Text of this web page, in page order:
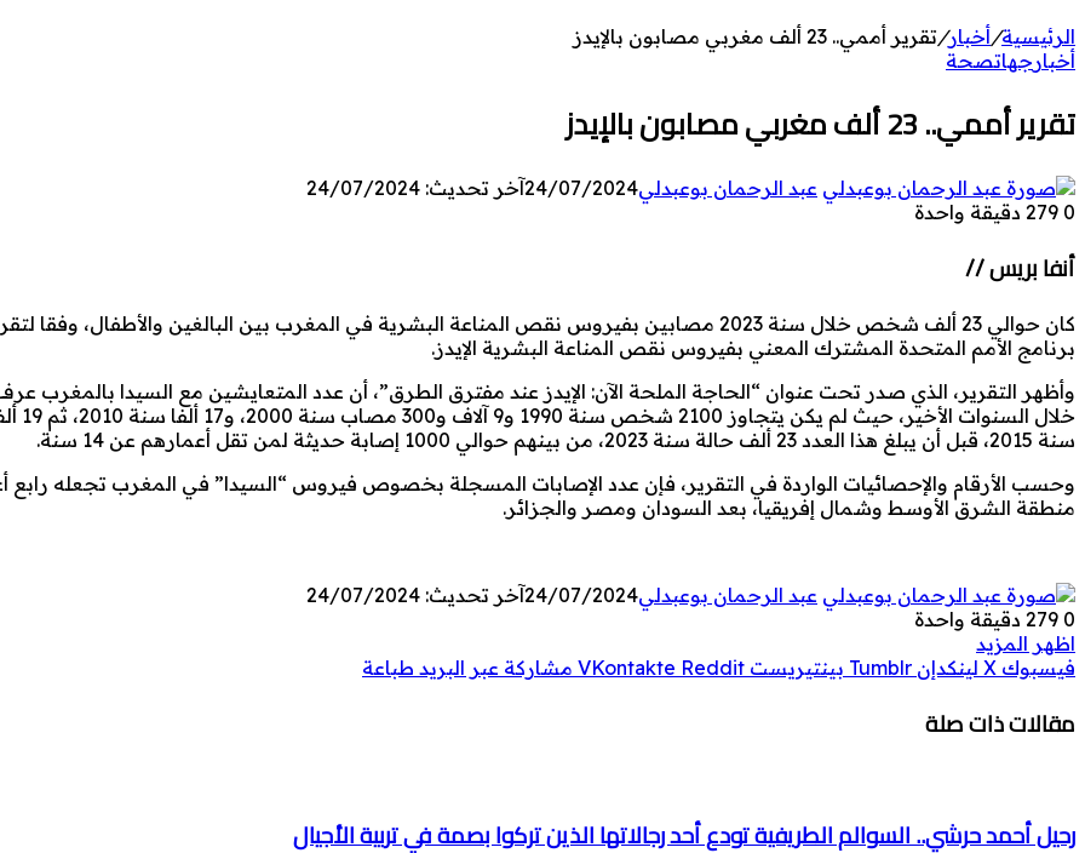
الرئيسية/أخبار/تقرير أممي.. 23 ألف مغربي مصابون بالإيدز
أخبار جهاتصحة
تقرير أممي.. 23 ألف مغربي مصابون بالإيدز
عبد الرحمان بوعبدلي24/07/2024آخر تحديث: 24/07/2024
0
دقيقة واحدة
أنفا بريس //
كان حوالي 23 ألف شخص خلال سنة 2023 مصابين بفيروس نقص المناعة البشرية في المغرب بين البالغين والأطفال،
برنامج الأمم المتحدة المشترك المعني بفيروس نقص المناعة البشرية الإيدز.
وأظهر التقرير، الذي صدر تحت عنوان “الحاجة الملحة الآن: الإيدز عند مفترق الطرق”، أن عدد المتعايشين مع السيدا بالمغرب عرف
خلال السنوات
سنة 2015، قبل أن يبلغ هذا العدد 23 ألف حالة سنة 2023، من بينهم حوالي 1000 إصابة حديثة لمن تقل أعمارهم عن 14 سنة.
وحسب الأرقام والإحصائيات الواردة في التقرير، فإن عدد الإصابات المسجلة بخصوص فيروس “السيدا” في المغرب تجعله رابع
منطقة الشرق الأوسط وشمال إفريقيا، بعد السودان ومصر والجزائر.
عبد الرحمان بوعبدلي24/07/2024آخر تحديث: 24/07/2024
0
دقيقة واحدة
اظهر المزيد
فيسبوك ‫X لينكدإن بينتيريست مشاركة عبر البريد طباعة
مقالات ذات صلة
رحيل أحمد حرشي.. السوالم الطريفية تودع أحد رجالاتها الذين تركوا بصمة في تربية الأجيال